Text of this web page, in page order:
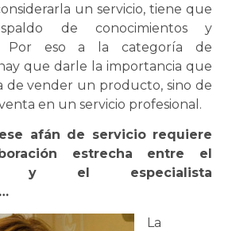
un servicio, tiene que
de conocimientos y
Por eso a la categoría de
que darle la importancia que
de vender un producto, sino de
en un servicio profesional.
afán de servicio requiere
estrecha entre el
y el especialista
La